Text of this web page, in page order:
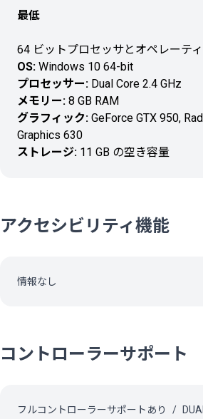
最低
64 ビットプロセッサとオペレーテ
OS: Windows 10 64-bit
プロセッサー: Dual Core 2.4 GHz
メモリー: 8 GB RAM
グラフィック: GeForce GTX 950,
Graphics 630
ストレージ: 11 GB の空き容量
アクセシビリティ機能
情報なし
コントローラーサポート
フルコントローラーサポートあり